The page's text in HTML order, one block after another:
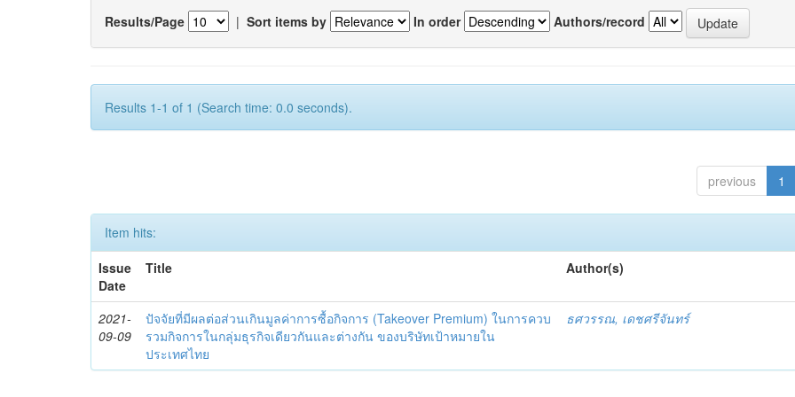
Results/Page | Sort items by In order Authors/record
Results 1-1 of 1 (Search time: 0.0 seconds).
previous 1
Item hits:
Issue
Date
Title Author(s)
2021-
09-09
ปัจจัยที่มีผลต่อส่วนเกินมูลค่าการซื้อกิจการ (Takeover Premium) ในการควบ
รวมกิจการในกลุ่มธุรกิจเดียวกันและต่างกัน ของบริษัทเป้าหมายใน
ประเทศไทย
ธศวรรณ, เดชศรีจันทร์